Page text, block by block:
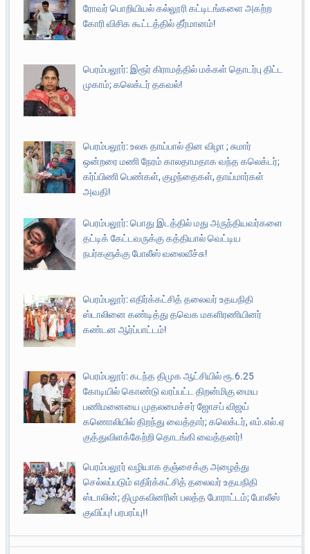
ரோவர் பொறியியல் கல்லூரி கட்டிடங்களை அகற்ற
கோரி விசிக கூட்டத்தில் தீர்மானம்!
பெரம்பலூர்: இரூர் கிராமத்தில் மக்கள் தொடர்பு திட்ட
முகாம்; கலெக்டர் தகவல்!
பெரம்பலூர்: உலக தாய்பால் தின விழா ; சுமார்
ஒன்றரை மணி நேரம் காலதாமதாக வந்த கலெக்டர்;
கர்ப்பிணி பெண்கள், குழந்தைகள், தாய்மார்கள்
அவதி!
பெரம்பலூர்: பொது இடத்தில் மது அருந்தியவர்களை
தட்டிக் கேட்டவருக்கு கத்தியால் வெட்டிய
நபர்களுக்கு போலீஸ் வலைவீச்சு!
பெரம்பலூர்: எதிர்க்கட்சித் தலைவர் உதயநிதி
ஸ்டாலினை கண்டித்து தவெக மகளிரணியினர்
கண்டன ஆர்ப்பாட்டம்!
பெரம்பலூர்: கடந்த திமுக ஆட்சியில் ரூ.6.25
கோடியில் கொண்டு வரப்பட்ட திறன்மிகு மைய
பணிமனையை முதலமைச்சர் ஜோசப் விஜய்
கணொலியில் திறந்து வைத்தார்; கலெக்டர், எம்.எல்.ஏ
குத்துவிளக்கேற்றி தொடங்கி வைத்தனர்!
பெரம்பலூர் வழியாக தஞ்சைக்கு அழைத்து
செல்லப்படும் எதிர்க்கட்சித் தலைவர் உதயநிதி
ஸ்டாலின்; திமுகவினரின் பலத்த போராட்டம்; போலீஸ்
குவிப்பு! பரபரப்பு!!